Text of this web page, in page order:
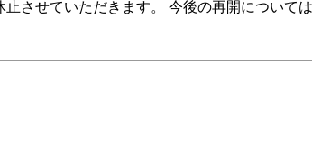
させていただきます。 今後の再開について